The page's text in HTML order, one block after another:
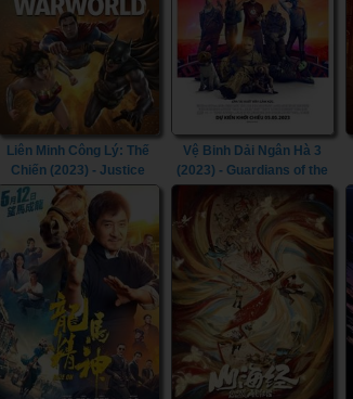
Liên Minh Công Lý: Thế
Chiến (2023) - Justice
League: Warworld (2023)
Vệ Binh Dải Ngân Hà 3
(2023) - Guardians of the
Galaxy Volume 3 (2023)